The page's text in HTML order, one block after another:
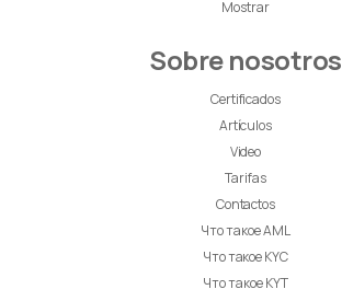
Mostrar
Sobre nosotros
Certificados
Artículos
Video
Tarifas
Contactos
Что такое AML
Что такое KYC
Что такое KYT